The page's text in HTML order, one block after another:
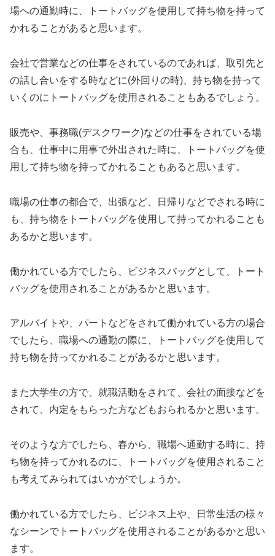
場への通勤時に、トートバッグを使用して持ち物を持って
かれることがあると思います。
会社で営業などの仕事をされているのであれば、取引先と
の話し合いをする時などに(外回りの時)、持ち物を持って
いくのにトートバッグを使用されることもあるでしょう。
販売や、事務職(デスクワーク)などの仕事をされている場
合も、仕事中に用事で外出された時に、トートバッグを使
用して持ち物を持ってかれることもあると思います。
職場の仕事の都合で、出張など、日帰りなどでされる時に
も、持ち物をトートバッグを使用して持ってかれることも
あるかと思います。
働かれている方でしたら、ビジネスバッグとして、トート
バッグを使用されることがあるかと思います。
アルバイトや、パートなどをされて働かれている方の場合
でしたら、職場への通勤の際に、トートバッグを使用して
持ち物を持ってかれることがあるかと思います。
また大学生の方で、就職活動をされて、会社の面接などを
されて、内定をもらった方などもおられるかと思います。
そのような方でしたら、春から、職場へ通勤する時に、持
ち物を持ってかれるのに、トートバッグを使用されること
も考えてみられてはいかがでしょうか。
働かれている方でしたら、ビジネス上や、日常生活の様々
なシーンでトートバッグを使用されることがあるかと思い
ます。